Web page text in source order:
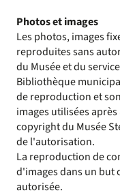
Photos et images
Les photos, images
reproduites sans
du Musée et du
Bibliothèque
de reproduction et
images utilisées
copyright du Musée
de l'autorisation.
La reproduction de
d'images dans un but
autorisée.